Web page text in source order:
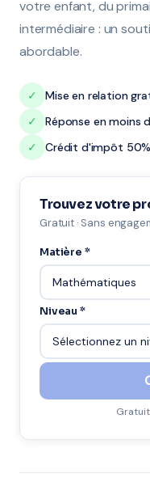
votre enfant, du
intermédiaire : un
abordable.
✓
Mise en relation
✓
Réponse en moins
✓
Crédit d'impôt 50%
Trouvez votre
Gratuit · Sans
Matière *
Niveau *